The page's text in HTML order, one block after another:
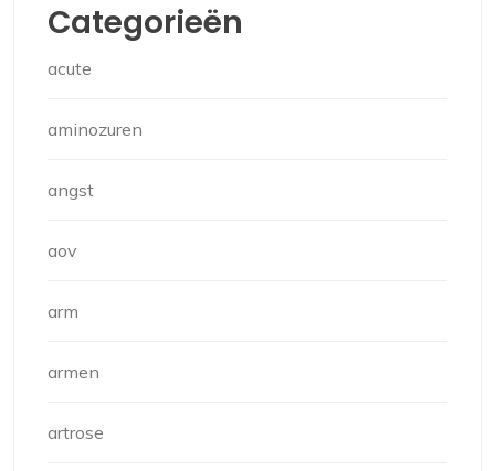
Categorieën
acute
aminozuren
angst
aov
arm
armen
artrose